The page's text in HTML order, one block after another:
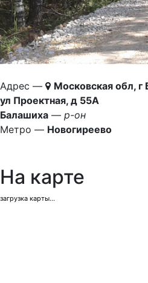
Адрес —
Московская обл, г
ул Проектная, д 55А
Балашиха — р-он
Метро — Новогиреево
На карте
загрузка карты...